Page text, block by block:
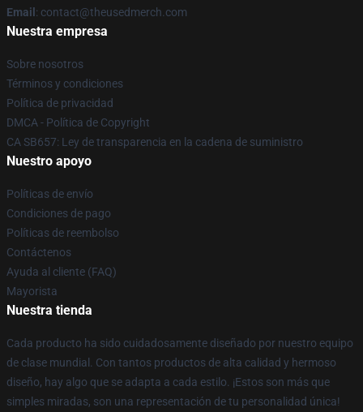
Email : contact@theusedmerch.com
Nuestra empresa
Sobre nosotros
Términos y condiciones
Política de privacidad
DMCA - Política de Copyright
CA SB657: Ley de transparencia en la cadena de suministro
Nuestro apoyo
Políticas de envío
Condiciones de pago
Políticas de reembolso
Contáctenos
Ayuda al cliente (FAQ)
Mayorista
Nuestra tienda
Cada producto ha sido cuidadosamente diseñado por nuestro equipo
de clase mundial. Con tantos productos de alta calidad y hermoso
diseño, hay algo que se adapta a cada estilo. ¡Estos son más que
simples miradas, son una representación de tu personalidad única!